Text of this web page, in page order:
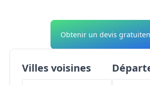
Obtenir un devis
Villes voisines